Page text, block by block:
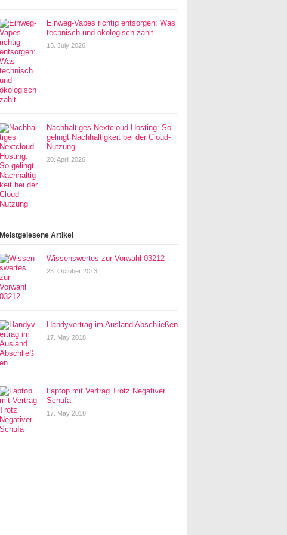
Einweg-Vapes richtig entsorgen: Was
technisch und ökologisch zählt
13. July 2026
Nachhaltiges Nextcloud-Hosting: So
gelingt Nachhaltigkeit bei der Cloud-
Nutzung
20. April 2026
Meistgelesene Artikel
Wissenswertes zur Vorwahl 03212
23. October 2013
Handyvertrag im Ausland Abschließen
17. May 2018
Laptop mit Vertrag Trotz Negativer
Schufa
17. May 2018